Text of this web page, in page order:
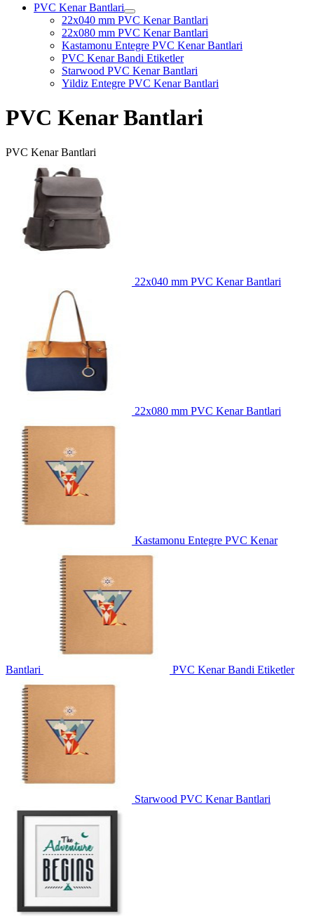
PVC Kenar Bantlari
22x040 mm PVC Kenar Bantlari
22x080 mm PVC Kenar Bantlari
Kastamonu Entegre PVC Kenar Bantlari
PVC Kenar Bandi Etiketler
Starwood PVC Kenar Bantlari
Yildiz Entegre PVC Kenar Bantlari
PVC Kenar Bantlari
PVC Kenar Bantlari
22x040 mm PVC Kenar Bantlari
22x080 mm PVC Kenar Bantlari
Kastamonu Entegre PVC Kenar
Bantlari PVC Kenar Bandi Etiketler
Starwood PVC Kenar Bantlari